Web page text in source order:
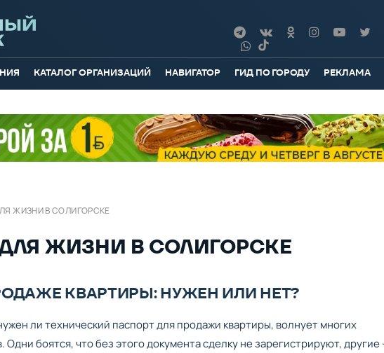
КАТАЛОГ ОРГАНИЗАЦИЙ НАВИГАТОР ГИД ПО ГОРОДУ РЕКЛАМА
ЖИЗНИ В СОЛИГОРСКЕ
ЖИЗНИ В СОЛИГОРСКЕ
КВАРТИРЫ: НУЖЕН ИЛИ НЕТ?
ли технический паспорт для продажи квартиры, волнует многих
Одни боятся, что без этого документа сделку не зарегистрируют, другие